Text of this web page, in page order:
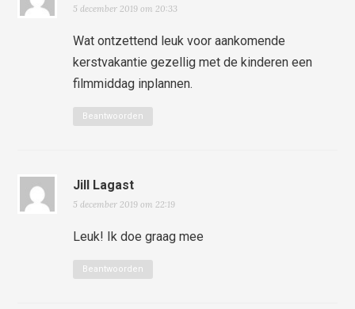
5 december 2019 om 20:33
Wat ontzettend leuk voor aankomende
kerstvakantie gezellig met de kinderen een
filmmiddag inplannen.
Beantwoorden
Jill Lagast
5 december 2019 om 22:19
Leuk! Ik doe graag mee
Beantwoorden